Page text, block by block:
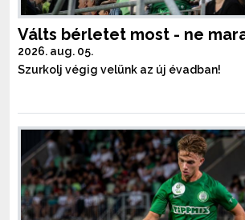
Válts bérletet most - ne
2026. aug. 05.
Szurkolj végig velünk az új évadban!